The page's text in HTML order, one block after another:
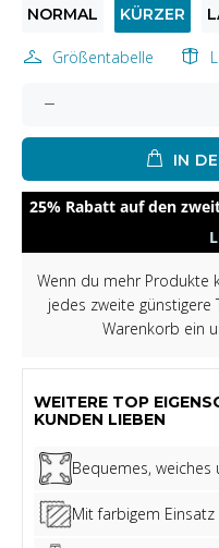
NORMAL KÜRZER
Größentabelle
IN
25% Rabatt auf den
Wenn du mehr Produkte
jedes zweite günstigere
Warenkorb ein
WEITERE TOP
KUNDEN LIEBEN
Bequemes,
Mit farbigem Einsatz